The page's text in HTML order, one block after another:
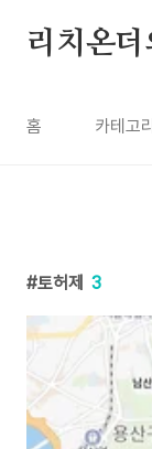
리치온더
홈 카테고리
토허제 3